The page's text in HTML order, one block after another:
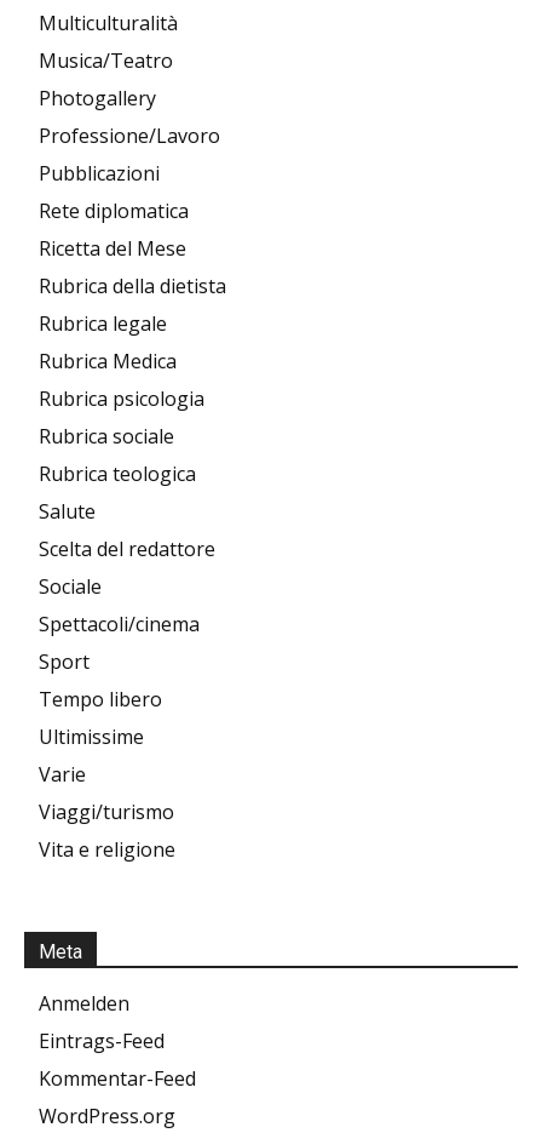
Multiculturalità
Musica/Teatro
Photogallery
Professione/Lavoro
Pubblicazioni
Rete diplomatica
Ricetta del Mese
Rubrica della dietista
Rubrica legale
Rubrica Medica
Rubrica psicologia
Rubrica sociale
Rubrica teologica
Salute
Scelta del redattore
Sociale
Spettacoli/cinema
Sport
Tempo libero
Ultimissime
Varie
Viaggi/turismo
Vita e religione
Meta
Anmelden
Eintrags-Feed
Kommentar-Feed
WordPress.org